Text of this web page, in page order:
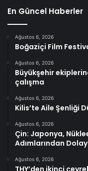
En Güncel Haberler
Ağustos 6, 2026
Boğaziçi Film
Ağustos 6, 2026
Büyükşehir
çalışma
Ağustos 6, 2026
Kilis’te Aile Şenliği
Ağustos 6, 2026
Çin: Japonya,
Adımlarından
Ağustos 6, 2026